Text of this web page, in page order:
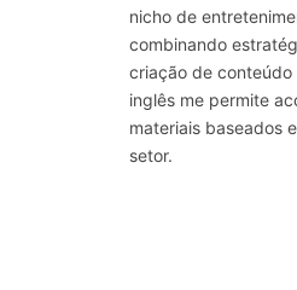
nicho de
combinando
criação de conteúdo
inglês me permite
materiais baseados
setor.